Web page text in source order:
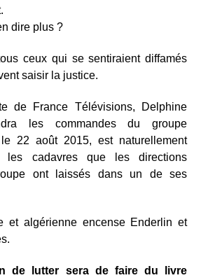
dire plus ?
ceux qui se sentiraient diffamés
saisir la justice.
de France Télévisions, Delphine
les commandes du groupe
22 août 2015, est naturellement
les cadavres que les directions
ont laissés dans un de ses
et algérienne encense Enderlin et
de lutter sera de faire du livre